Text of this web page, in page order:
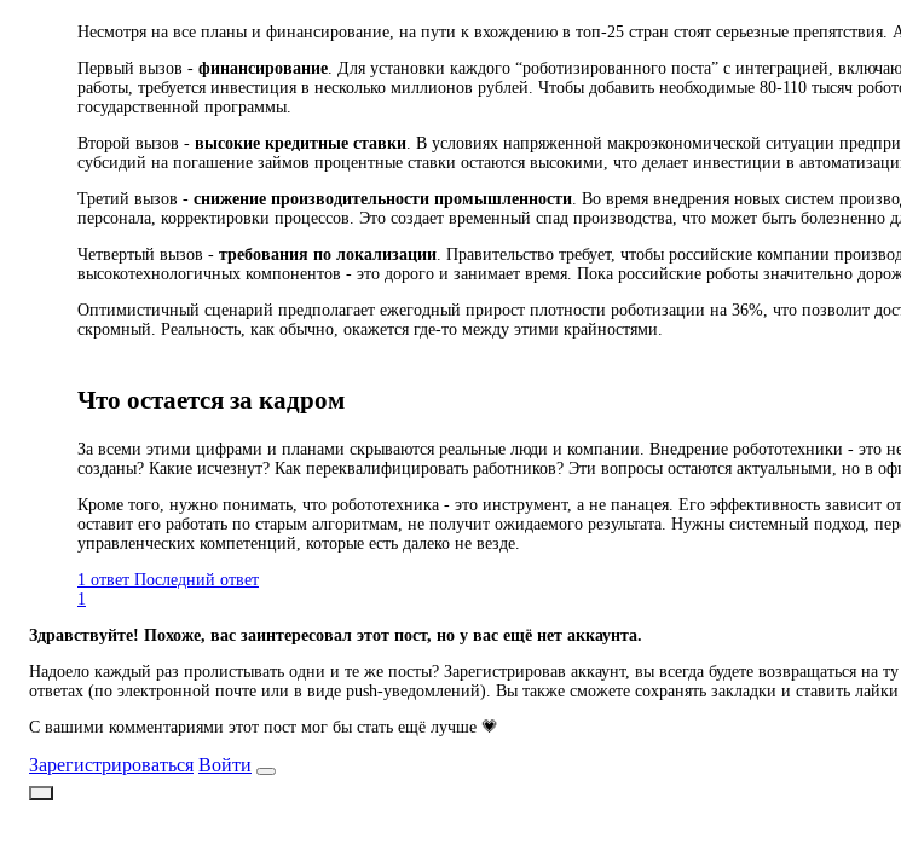
Несмотря на все планы и финансирование, на пути к вхождению в топ-25 стран стоят серьезные
Первый вызов - финансирование. Для установки каждого “роботизированного поста” с интеграцией,
работы, требуется инвестиция в несколько миллионов рублей. Чтобы добавить необходимые 80-110 тысяч
государственной программы.
Второй вызов - высокие кредитные ставки. В условиях напряженной макроэкономической ситуации
субсидий на погашение займов процентные ставки остаются высокими, что делает инвестиции в
Третий вызов - снижение производительности промышленности. Во время внедрения новых систем
персонала, корректировки процессов. Это создает временный спад производства, что может быть болезненно
Четвертый вызов - требования по локализации. Правительство требует, чтобы российские компании
высокотехнологичных компонентов - это дорого и занимает время. Пока российские роботы значительно
Оптимистичный сценарий предполагает ежегодный прирост плотности роботизации на 36%, что позволит
скромный. Реальность, как обычно, окажется где-то между этими крайностями.
Что остается за кадром
За всеми этими цифрами и планами скрываются реальные люди и компании. Внедрение робототехники - это
созданы? Какие исчезнут? Как переквалифицировать работников? Эти вопросы остаются актуальными, но в
Кроме того, нужно понимать, что робототехника - это инструмент, а не панацея. Его эффективность зависит
оставит его работать по старым алгоритмам, не получит ожидаемого результата. Нужны системный подход,
управленческих компетенций, которые есть далеко не везде.
1 ответ Последний ответ
1
Здравствуйте! Похоже, вас заинтересовал этот пост, но у вас ещё нет аккаунта.
Надоело каждый раз пролистывать одни и те же посты? Зарегистрировав аккаунт, вы всегда будете возвращаться
ответах (по электронной почте или в виде push-уведомлений). Вы также сможете сохранять закладки и ставить
С вашими комментариями этот пост мог бы стать ещё лучше 💗
Зарегистрироваться Войти